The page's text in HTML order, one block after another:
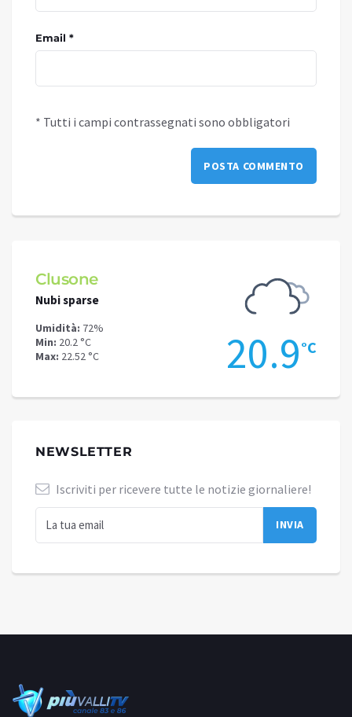
Email *
* Tutti i campi contrassegnati sono obbligatori
Schilpario
Poche nuvole
16.78 °C
18.33 °C
NEWSLETTER
Iscriviti per ricevere tutte le notizie giornaliere!